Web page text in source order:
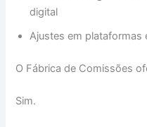
digital
Ajustes em plataformas
O Fábrica de Comissões
Sim.